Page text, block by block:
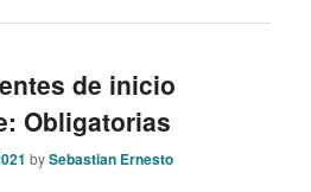
de inicio
Obligatorias
bySebastian Ernesto